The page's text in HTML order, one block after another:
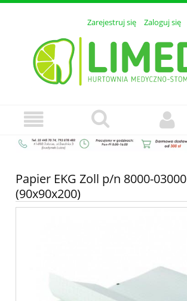
Zarejestruj się Zaloguj się
Papier EKG Zoll p/n 8000-03000
(90x90x200)